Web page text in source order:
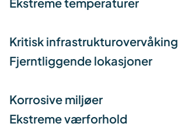
Kritisk infrastrukturovervåking
Fjerntliggende lokasjoner
Korrosive miljøer
Ekstreme værforhold